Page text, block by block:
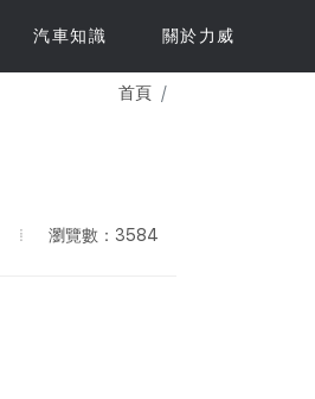
汽車知識 關於力威
首頁
瀏覽數：3584